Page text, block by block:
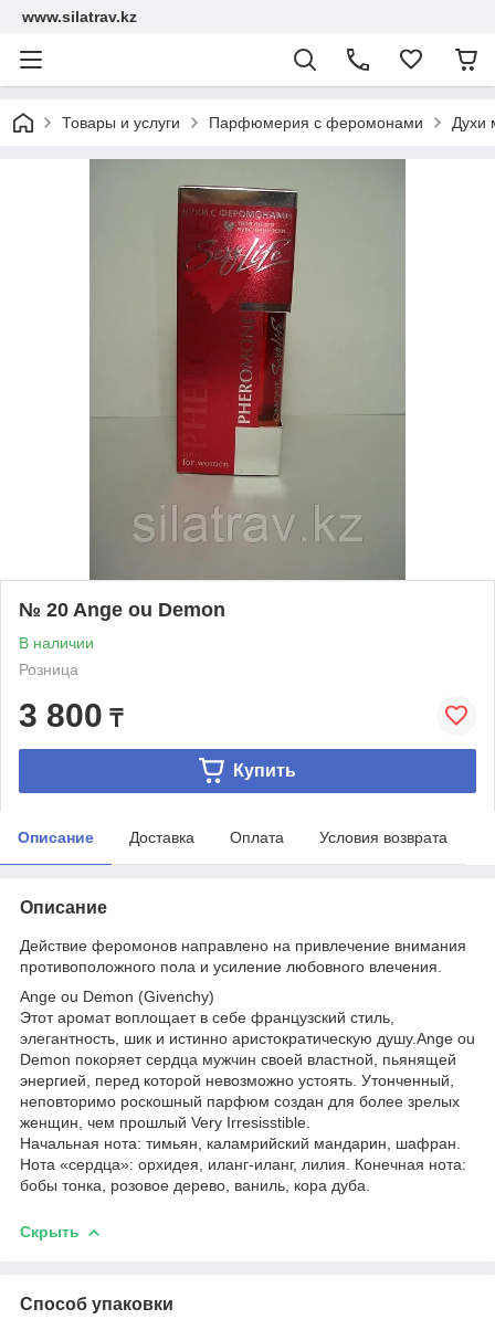
www.silatrav.kz
Товары и услуги Парфюмерия с феромонами Духи
№ 20 Ange ou Demon
В наличии
Розница
3 800 ₸
Купить
Описание Доставка Оплата Условия возврата
Описание
Действие феромонов направлено на привлечение внимания
противоположного пола и усиление любовного влечения.
Ange ou Demon (Givenchy)
Этот аромат воплощает в себе французский стиль,
элегантность, шик и истинно аристократическую душу.Ange ou
Demon покоряет сердца мужчин своей властной, пьянящей
энергией, перед которой невозможно устоять. Утонченный,
неповторимо роскошный парфюм создан для более зрелых
женщин, чем прошлый Very Irresisstible.
Начальная нота: тимьян, каламрийский мандарин, шафран.
Нота «сердца»: орхидея, иланг-иланг, лилия. Конечная нота:
бобы тонка, розовое дерево, ваниль, кора дуба.
Скрыть
Способ упаковки